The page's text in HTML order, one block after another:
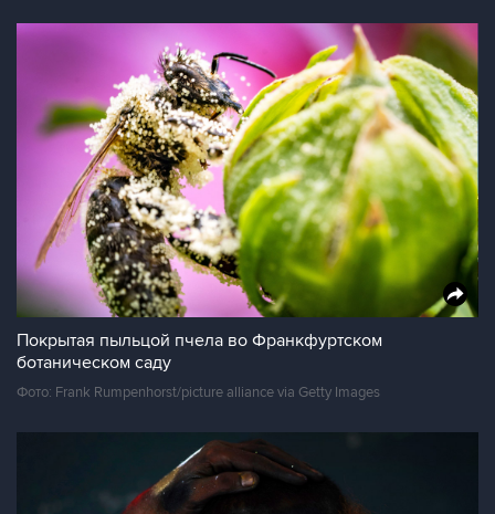
Покрытая пыльцой пчела во Франкфуртском
ботаническом саду
Фото: Frank Rumpenhorst/picture alliance via Getty Images